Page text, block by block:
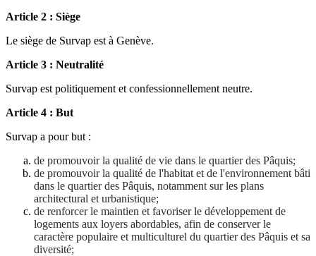
Article 2 : Siège
Le siège de Survap est à Genève.
Article 3 : Neutralité
Survap est politiquement et confessionnellement neutre.
Article 4 : But
Survap a pour but :
de promouvoir la qualité de vie dans le quartier des Pâquis;
de promouvoir la qualité de l'habitat et de l'environnement bâti
dans le quartier des Pâquis, notamment sur les plans
architectural et urbanistique;
de renforcer le maintien et favoriser le développement de
logements aux loyers abordables, afin de conserver le
caractère populaire et multiculturel du quartier des Pâquis et sa
diversité;